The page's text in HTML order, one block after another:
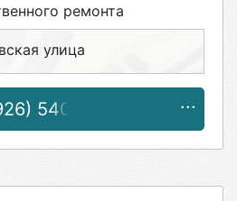
ремонта
улица
540-43-93